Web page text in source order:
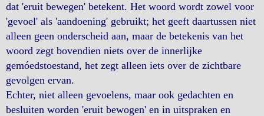
dat 'eruit bewegen' betekent. Het woord wordt zowel voor
'gevoel' als 'aandoening' gebruikt; het geeft daartussen niet
alleen geen onderscheid aan, maar de betekenis van het
woord zegt bovendien niets over de innerlijke
gemóedstoestand, het zegt alleen iets over de zichtbare
gevolgen ervan.
Echter, niet alleen gevoelens, maar ook gedachten en
besluiten worden 'eruit bewogen' en in uitspraken en